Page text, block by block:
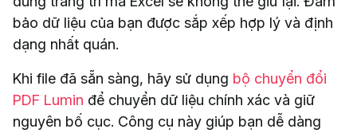
bảo dữ liệu của bạn được sắp xếp hợp lý và định
dạng nhất quán.
Khi file đã sẵn sàng, hãy sử dụng bộ chuyển đổi
PDF Lumin để chuyển dữ liệu chính xác và giữ
nguyên bố cục. Công cụ này giúp bạn dễ dàng